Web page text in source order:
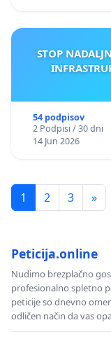
STOP
54 podpisov
2 Podpisi / 30 dni
14 Jun 2026
1 2 3 »
Peticija.online
Nudimo brezplačno
profesionalno spletno
peticije so dnevno
odličen način da vas